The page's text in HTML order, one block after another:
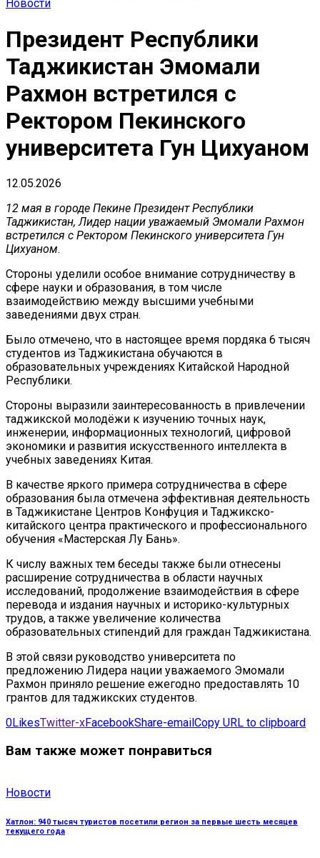
Новости
Президент Республики
Таджикистан Эмомали
Рахмон встретился с
Ректором Пекинского
университета Гун Цихуаном
12.05.2026
12 мая в городе Пекине Президент Республики
Таджикистан, Лидер нации уважаемый Эмомали Рахмон
встретился с Ректором Пекинского университета Гун
Цихуаном.
Стороны уделили особое внимание сотрудничеству в
сфере науки и образования, в том числе
взаимодействию между высшими учебными
заведениями двух стран.
Было отмечено, что в настоящее время пордяка 6 тысяч
студентов из Таджикистана обучаются в
образовательных учреждениях Китайской Народной
Республики.
Стороны выразили заинтересованность в привлечении
таджикской молодёжи к изучению точных наук,
инженерии, информационных технологий, цифровой
экономики и развития искусственного интеллекта в
учебных заведениях Китая.
В качестве яркого примера сотрудничества в сфере
образования была отмечена эффективная деятельность
в Таджикистане Центров Конфуция и Таджикско-
китайского центра практического и профессионального
обучения «Мастерская Лу Бань».
К числу важных тем беседы также были отнесены
расширение сотрудничества в области научных
исследований, продолжение взаимодействия в сфере
перевода и издания научных и историко-культурных
трудов, а также увеличение количества
образовательных стипендий для граждан Таджикистана.
В этой связи руководство университета по
предложению Лидера нации уважаемого Эмомали
Рахмон приняло решение ежегодно предоставлять 10
грантов для таджикских студентов.
0LikesTwitter-xFacebookShare-email Copy URL to clipboard
Вам также может понравиться
Новости
Хатлон: 940 тысяч туристов посетили регион за первые шесть месяцев
текущего года